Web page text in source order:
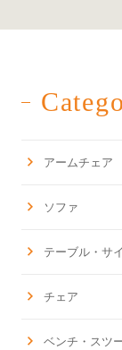
アームチェア
ソファ
テーブル・サ
チェア
ベンチ・スツ